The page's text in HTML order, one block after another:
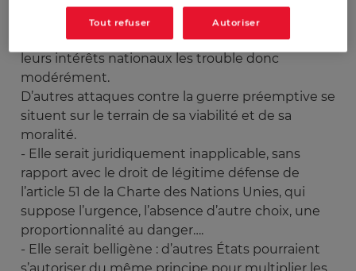
l’humanité, voire le sens de l’histoire). Se voir
accusés d’êtres impérialistes ou de privilégier
leurs intérêts nationaux les trouble donc
modérément.
D’autres attaques contre la guerre préemptive se
situent sur le terrain de sa viabilité et de sa
moralité.
- Elle serait juridiquement inapplicable, sans
rapport avec le droit de légitime défense de
l’article 51 de la Charte des Nations Unies, qui
suppose l’urgence, l’absence d’autre choix, une
proportionnalité au danger….
- Elle serait belligène : d’autres États pourraient
Tout refuser Autoriser